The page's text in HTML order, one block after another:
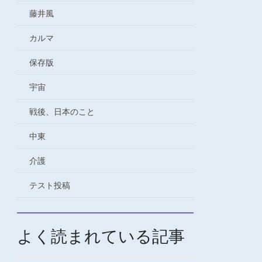
藤井風
カルマ
保存版
宇宙
戦後、日本のこと
中東
介護
テスト投稿
よく読まれている記事